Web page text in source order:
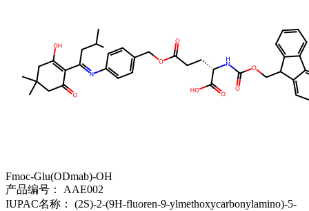
Fmoc-Glu(ODmab)-OH
产品编号：
AAE002
IUPAC名称： (2S)-2-(9H-fluoren-9-ylmethoxycarbonylamino)-5-